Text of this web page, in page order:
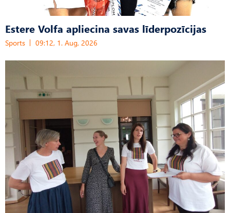
Estere Volfa apliecina savas līderpozīcijas
Sports 09:12, 1. Aug, 2026